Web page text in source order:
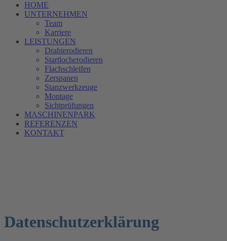
HOME
UNTERNEHMEN
Team
Karriere
LEISTUNGEN
Drahterodieren
Startlocherodieren
Flachschleifen
Zerspanen
Stanzwerkzeuge
Montage
Sichtprüfungen
MASCHINENPARK
REFERENZEN
KONTAKT
Datenschutzerklärung